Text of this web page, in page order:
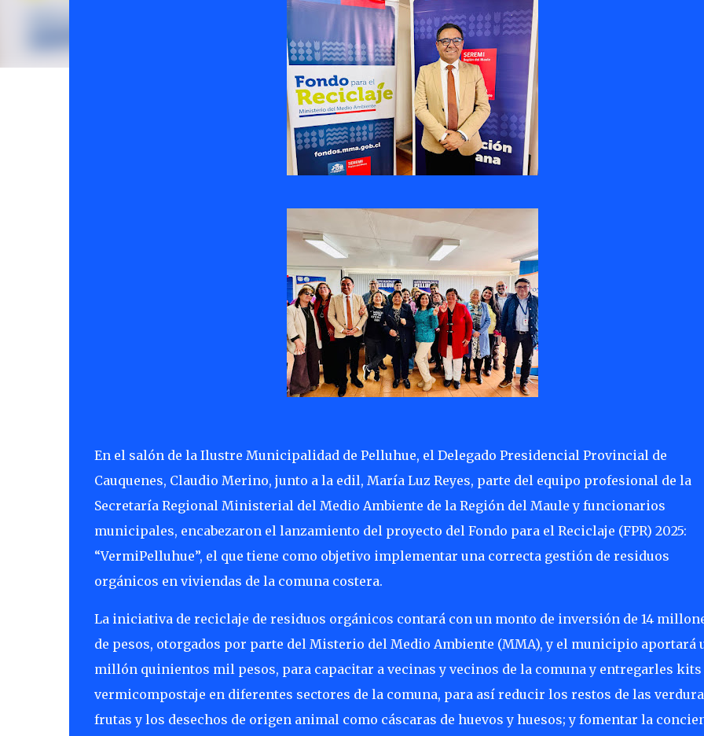
En el salón de la Ilustre Municipalidad de Pelluhue, el Delegado Presidencial Provincial de
Cauquenes, Claudio Merino, junto a la edil, María Luz Reyes, parte del equipo profesional de la
Secretaría Regional Ministerial del Medio Ambiente de la Región del Maule y funcionarios
municipales, encabezaron el lanzamiento del proyecto del Fondo para el Reciclaje (FPR) 2025:
“VermiPelluhue”, el que tiene como objetivo implementar una correcta gestión de residuos
orgánicos en viviendas de la comuna costera.
La iniciativa de reciclaje de residuos orgánicos contará con un monto de inversión de 14
de pesos, otorgados por parte del Misterio del Medio Ambiente (MMA), y el municipio aportará
millón quinientos mil pesos, para capacitar a vecinas y vecinos de la comuna y entregarles kits
vermicompostaje en diferentes sectores de la comuna, para así reducir los restos de las
frutas y los desechos de origen animal como cáscaras de huevos y huesos; y fomentar la